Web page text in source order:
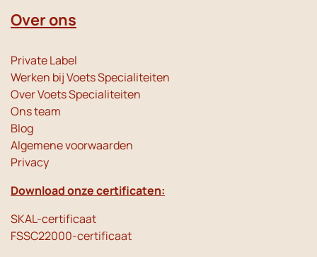
Over ons
Private Label
Werken bij Voets Specialiteiten
Over Voets Specialiteiten
Ons team
Blog
Algemene voorwaarden
Privacy
Download onze certificaten:
SKAL-certificaat
FSSC22000-certificaat